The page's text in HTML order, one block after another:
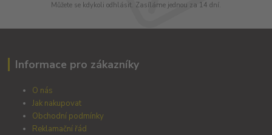
Můžete se kdykoli odhlásit. Zasíláme jednou za 14 dní.
Informace pro zákazníky
O nás
Jak nakupovat
Obchodní podmínky
Reklamační řád